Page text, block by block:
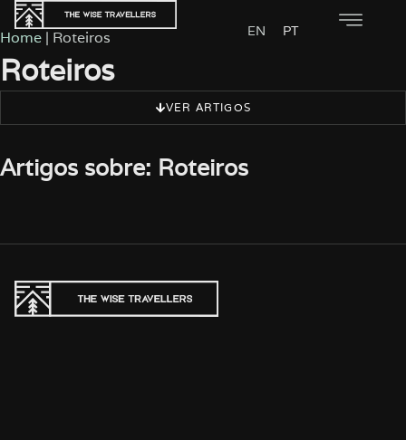
EN PT
Home | Roteiros
Roteiros
VER ARTIGOS
Artigos sobre: Roteiros